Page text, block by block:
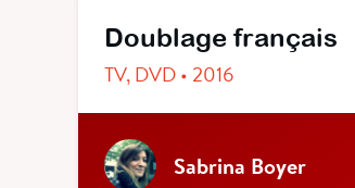
Doublage français
TV, DVD • 2016
Sabrina Boyer